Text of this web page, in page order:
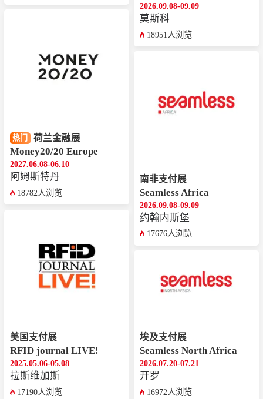
热门 荷兰金融展
Money20/20 Europe
2027.06.08-06.10
阿姆斯特丹
18782人浏览
美国支付展
RFID journal LIVE!
2025.05.06-05.08
拉斯维加斯
17190人浏览
2026.09.08-09.09
莫斯科
18951人浏览
南非支付展
Seamless Africa
2026.09.08-09.09
约翰内斯堡
17676人浏览
埃及支付展
Seamless North Africa
2026.07.20-07.21
开罗
16972人浏览